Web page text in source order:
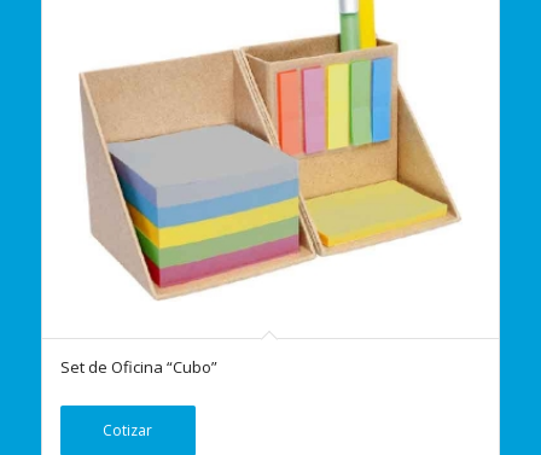
Set de Oficina “Cubo”
Cotizar